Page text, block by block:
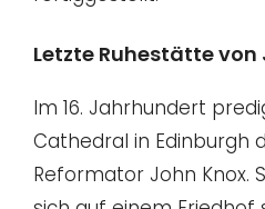
Letzte Ruhestätte von
Im 16. Jahrhundert
Cathedral in Edinburgh
Reformator John Knox.